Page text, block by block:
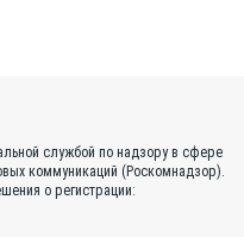
службой по надзору в сфере
коммуникаций (Роскомнадзор).
о регистрации: